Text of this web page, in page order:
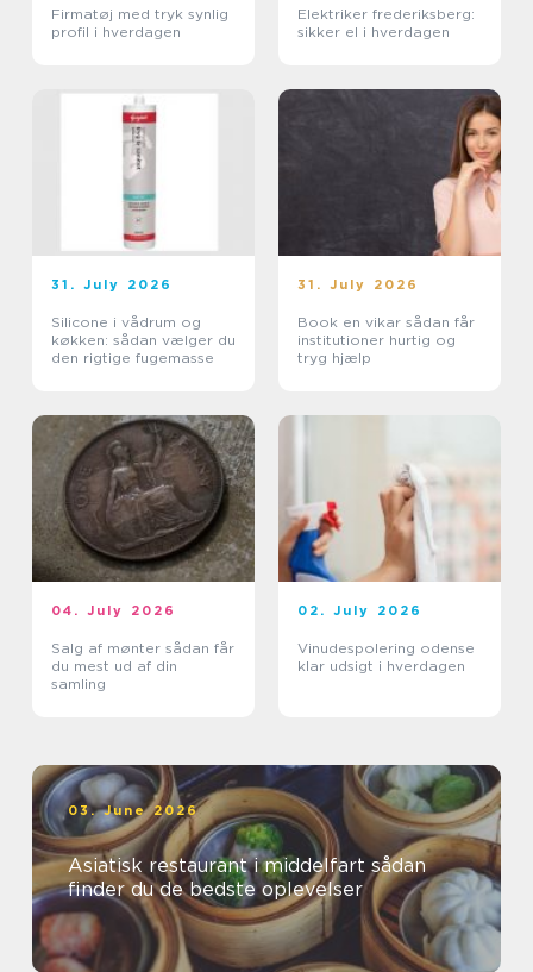
Firmatøj med tryk synlig
profil i hverdagen
Elektriker frederiksberg:
sikker el i hverdagen
31. July 2026
Silicone i vådrum og
køkken: sådan vælger du
den rigtige fugemasse
31. July 2026
Book en vikar sådan får
institutioner hurtig og
tryg hjælp
04. July 2026
Salg af mønter sådan får
du mest ud af din
samling
02. July 2026
Vinudespolering odense
klar udsigt i hverdagen
03. June 2026
Asiatisk restaurant i middelfart sådan
finder du de bedste oplevelser